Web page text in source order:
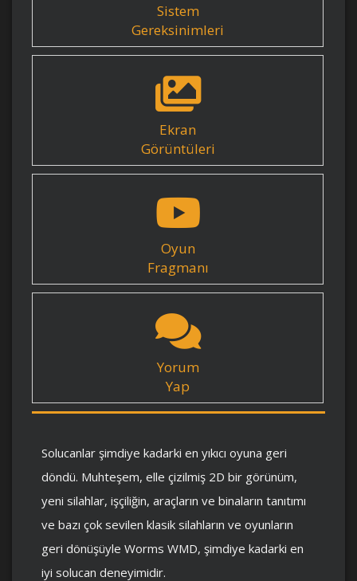
Sistem
Gereksinimleri
Ekran
Görüntüleri
Oyun
Fragmanı
Yorum
Yap
Solucanlar şimdiye kadarki en yıkıcı oyuna geri
döndü. Muhteşem, elle çizilmiş 2D bir görünüm,
yeni silahlar, işçiliğin, araçların ve binaların tanıtımı
ve bazı çok sevilen klasik silahların ve oyunların
geri dönüşüyle ​​Worms WMD, şimdiye kadarki en
iyi solucan deneyimidir.